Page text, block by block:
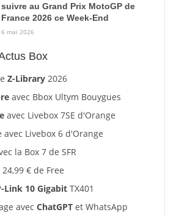
suivre au Grand Prix MotoGP de
France 2026 ce Week-End
6 mai 2026
Box
Z-Library2026
avec Bbox Ultym Bouygues
avec Livebox 7SE d'Orange
Livebox 6 d'Orange
la Box 7 de SFR
24,99 € de Free
Link 10 GigabitTX401
avec ChatGPTet WhatsApp